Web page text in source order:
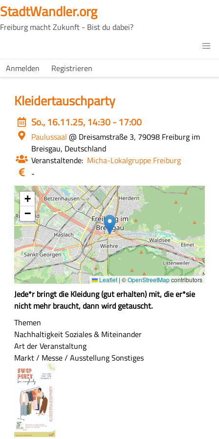
Direkt
zum
Inhalt
StadtWandler.org
Freiburg macht Zukunft - Bist du dabei?
Main
H4C
USER
Anmelden Registrieren
Kleidertauschparty
Event
date
So., 16.11.25, 14:30 - 17:00
Ort
Paulussaal @ Dreisamstraße 3, 79098 Freiburg im
Breisgau, Deutschland
Veranstaltende Micha-Lokalgruppe Freiburg
Eintritt
/
Kosten
-
+
−
Leaflet | ©OpenStreetMapcontributors
Z
u
s
a
m
m
e
n
s
u
Jede*r bringt die Kleidung (gut erhalten) mit, die er*sie
nicht mehr braucht, dann wird getauscht.
Themen
NachhaltigkeitSoziales & Miteinander
Art der Veranstaltung
Markt / Messe / AusstellungSonstiges